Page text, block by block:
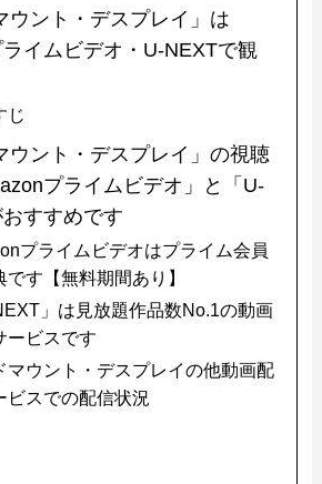
ウント・デスプレイ」は
イムビデオ・U-NEXTで観
じ
ウント・デスプレイ」の視聴
プライムビデオ」と「U-
すすめです
プライムビデオはプライム会員
です【無料期間あり】
」は見放題作品数No.1の動画
ービスです
マウント・デスプレイの他動画配
ビスでの配信状況